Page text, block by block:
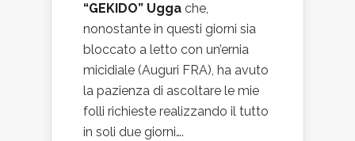
“GEKIDO” Ugga che,
nonostante in questi giorni sia
bloccato a letto con un’ernia
micidiale (Auguri FRA), ha avuto
la pazienza di ascoltare le mie
folli richieste realizzando il tutto
in soli due giorni….